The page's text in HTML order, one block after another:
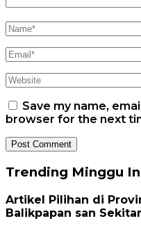
Save my name,
browser for the next
Trending Minggu
Artikel Pilihan di
Balikpapan san